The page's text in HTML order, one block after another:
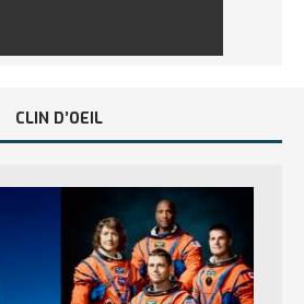
CLIN D’OEIL